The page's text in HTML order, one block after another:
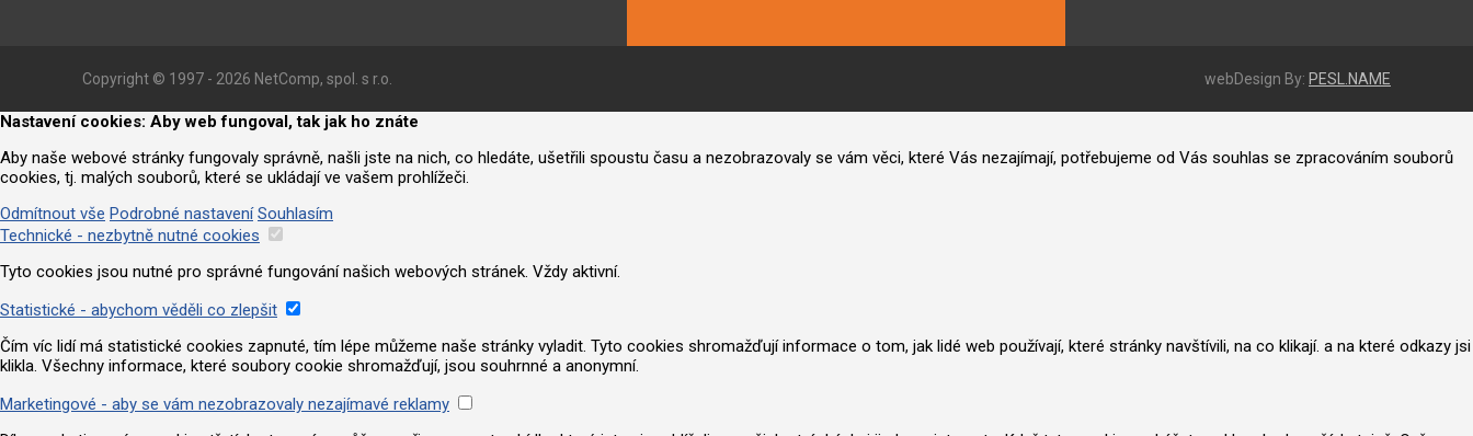
Copyright © 1997 - 2026 NetComp, spol. s r.o. webDesign By: PESL.NAME
Nastavení cookies: Aby web fungoval, tak jak ho znáte
Aby naše webové stránky fungovaly správně, našli jste na nich, co hledáte, ušetřili spoustu času a nezobrazovaly se vám věci, které Vás nezajímají, potřebujeme od Vás souhlas se zpracováním souborů
cookies, tj. malých souborů, které se ukládají ve vašem prohlížeči.
Odmítnout vše Podrobné nastavení Souhlasím
Technické - nezbytně nutné cookies
Tyto cookies jsou nutné pro správné fungování našich webových stránek. Vždy aktivní.
Statistické - abychom věděli co zlepšit
Čím víc lidí má statistické cookies zapnuté, tím lépe můžeme naše stránky vyladit. Tyto cookies shromažďují informace o tom, jak lidé web používají, které stránky navštívili, na co klikají. a na které odkazy jsi
klikla. Všechny informace, které soubory cookie shromažďují, jsou souhrnné a anonymní.
Marketingové - aby se vám nezobrazovaly nezajímavé reklamy